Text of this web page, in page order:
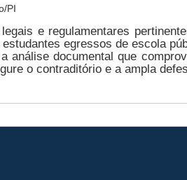
PI
e regulamentares
egressos de escola
documental que
o contraditório e a ampla